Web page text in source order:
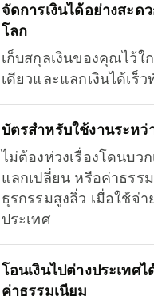
จัดการเงินได้อย่างสะด
โลก
เก็บสกุลเงินของคุณไว้ใ
เดียวและแลกเงินได้เร็ว
บัตรสำหรับใช้งานระหว่
ไม่ต้องห่วงเรื่องโดนบว
แลกเปลี่ยน หรือค่าธรร
ธุรกรรมสูงลิ่ว เมื่อใช้จ่า
ประเทศ
โอนเงินไปต่างประเทศ
ค่าธรรมเนียม